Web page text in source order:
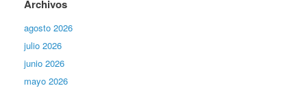
Archivos
agosto 2026
julio 2026
junio 2026
mayo 2026